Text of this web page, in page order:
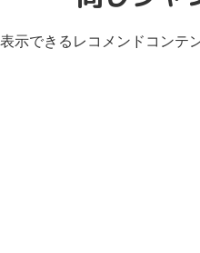
表示できるレコメンドコンテ